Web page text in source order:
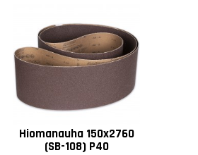
Hiomanauha 150x2760
(SB-108) P40